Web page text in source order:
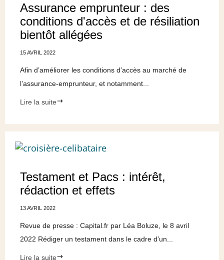
Assurance emprunteur : des
conditions d'accès et de résiliation
bientôt allégées
15 AVRIL 2022
Afin d’améliorer les conditions d’accès au marché de
l’assurance-emprunteur, et notamment...
Lire la suite
Testament et Pacs : intérêt,
rédaction et effets
13 AVRIL 2022
Revue de presse : Capital.fr par Léa Boluze, le 8 avril
2022 Rédiger un testament dans le cadre d’un...
Lire la suite